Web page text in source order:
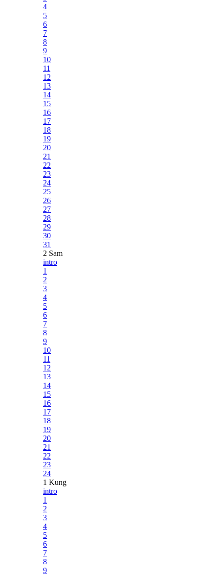
4
5
6
7
8
9
10
11
12
13
14
15
16
17
18
19
20
21
22
23
24
25
26
27
28
29
30
31
2 Sam
intro
1
2
3
4
5
6
7
8
9
10
11
12
13
14
15
16
17
18
19
20
21
22
23
24
1 Kung
intro
1
2
3
4
5
6
7
8
9